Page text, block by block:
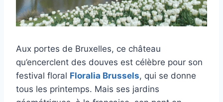
Aux portes de Bruxelles, ce château
qu’encerclent des douves est célèbre pour son
festival floral Floralia Brussels, qui se donne
tous les printemps. Mais ses jardins